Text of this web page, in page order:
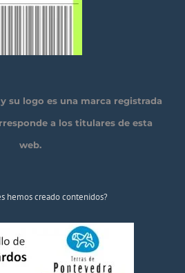
su logo es una marca registrada
a los titulares de esta
web.
hemos creado contenidos?